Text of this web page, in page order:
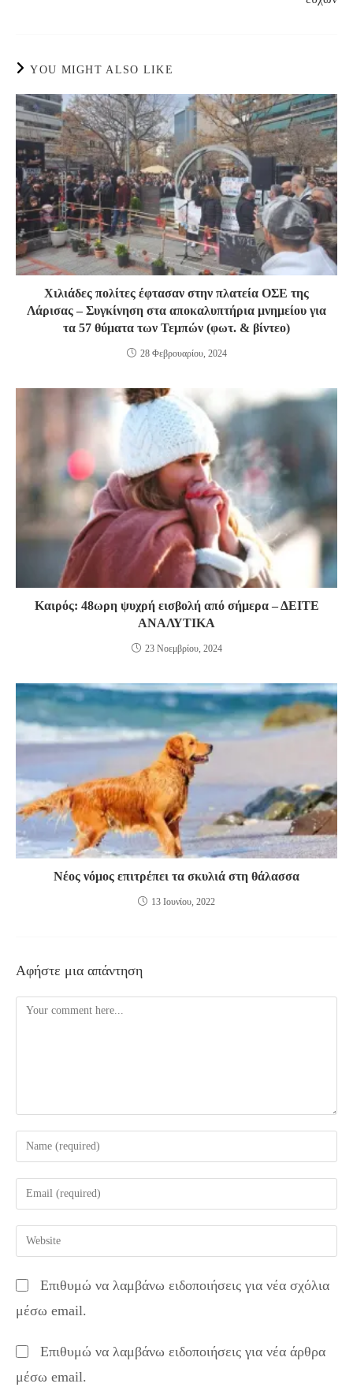
YOU MIGHT ALSO LIKE
Χιλιάδες πολίτες έφτασαν στην πλατεία ΟΣΕ της
Λάρισας – Συγκίνηση στα αποκαλυπτήρια μνημείου για
τα 57 θύματα των Τεμπών (φωτ. & βίντεο)
28 Φεβρουαρίου, 2024
Καιρός: 48ωρη ψυχρή εισβολή από σήμερα – ΔΕΙΤΕ
ΑΝΑΛΥΤΙΚΑ
23 Νοεμβρίου, 2024
Νέος νόμος επιτρέπει τα σκυλιά στη θάλασσα
13 Ιουνίου, 2022
Αφήστε μια απάντηση
Comment
Enter
your
name
comment
Enter
your
email
address
comment
Enter
your
URL
(optional)
Επιθυμώ να λαμβάνω ειδοποιήσεις για νέα σχόλια
μέσω email.
Επιθυμώ να λαμβάνω ειδοποιήσεις για νέα άρθρα
μέσω email.